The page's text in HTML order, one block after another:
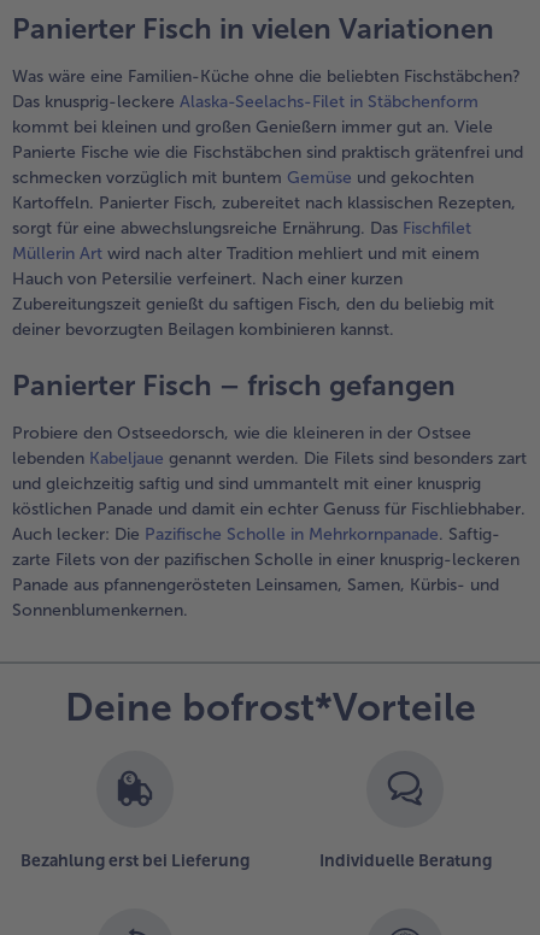
Panierter Fisch in vielen Variationen
Was wäre eine Familien-Küche ohne die beliebten Fischstäbchen?
Das knusprig-leckere Alaska-Seelachs-Filet in Stäbchenform
kommt bei kleinen und großen Genießern immer gut an. Viele
Panierte Fische wie die Fischstäbchen sind praktisch grätenfrei und
schmecken vorzüglich mit buntem Gemüse und gekochten
Kartoffeln. Panierter Fisch, zubereitet nach klassischen Rezepten,
sorgt für eine abwechslungsreiche Ernährung. Das Fischfilet
Müllerin Art wird nach alter Tradition mehliert und mit einem
Hauch von Petersilie verfeinert. Nach einer kurzen
Zubereitungszeit genießt du saftigen Fisch, den du beliebig mit
deiner bevorzugten Beilagen kombinieren kannst.
Panierter Fisch – frisch gefangen
Probiere den Ostseedorsch, wie die kleineren in der Ostsee
lebenden Kabeljaue genannt werden. Die Filets sind besonders zart
und gleichzeitig saftig und sind ummantelt mit einer knusprig
köstlichen Panade und damit ein echter Genuss für Fischliebhaber.
Auch lecker: Die Pazifische Scholle in Mehrkornpanade. Saftig-
zarte Filets von der pazifischen Scholle in einer knusprig-leckeren
Panade aus pfannengerösteten Leinsamen, Samen, Kürbis- und
Sonnenblumenkernen.
Deine bofrost*Vorteile
Bezahlung erst bei Lieferung Individuelle Beratung